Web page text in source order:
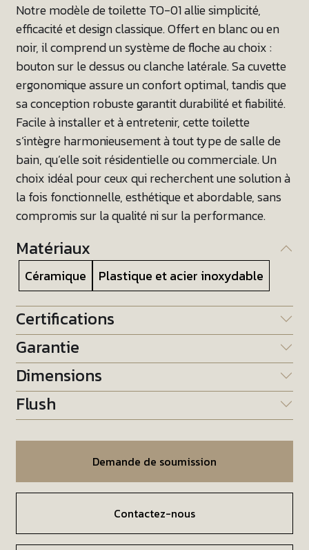
Notre modèle de toilette TO-01 allie simplicité,
efficacité et design classique. Offert en blanc ou en
noir, il comprend un système de floche au choix :
bouton sur le dessus ou clanche latérale. Sa cuvette
ergonomique assure un confort optimal, tandis que
sa conception robuste garantit durabilité et fiabilité.
Facile à installer et à entretenir, cette toilette
s’intègre harmonieusement à tout type de salle de
bain, qu’elle soit résidentielle ou commerciale. Un
choix idéal pour ceux qui recherchent une solution à
la fois fonctionnelle, esthétique et abordable, sans
compromis sur la qualité ni sur la performance.
Matériaux
Céramique Plastique et acier inoxydable
Certifications
Garantie
Dimensions
Flush
Demande de soumission
Contactez-nous